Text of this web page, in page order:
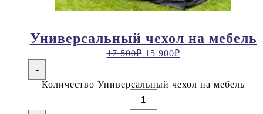
Универсальный чехол на мебель
17 500₽ 15 900₽
-
Количество Универсальный чехол на мебель